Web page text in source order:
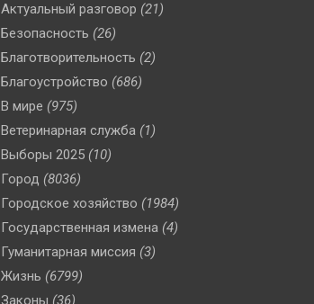
Актуальный разговор (21)
Безопасность (26)
Благотворительность (2)
Благоустройство (686)
В мире (975)
Ветеринарная служба (1)
Выборы 2025 (10)
Город (8036)
Городское хозяйство (1984)
Государственная измена (4)
Гуманитарная миссия (3)
Жизнь (6799)
Законы (36)